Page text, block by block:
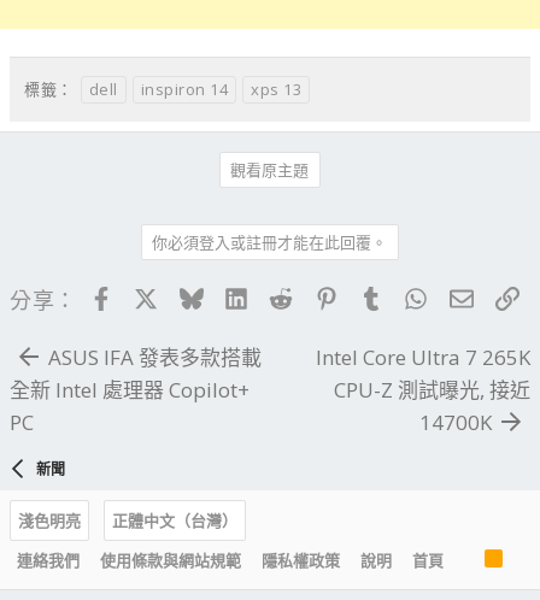
標籤： dell inspiron 14 xps 13
觀看原主題
你必須登入或註冊才能在此回覆。
分享： FacebookBlueskyLinkedIn
Reddit PinterestTumblrWhatsApp
電子
ASUS IFA 發表多款搭載
全新 Intel 處理器 Copilot+
PC
Intel Core Ultra 7 265K
CPU-Z 測試曝光, 接近
14700K
新聞
淺色明亮
正體中文（台灣）
連絡我們
使用條款與網站規範 隱私權政策 說明 首頁
R
S
S